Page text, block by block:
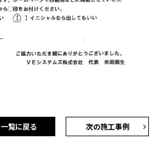
次の施工事例
一覧に戻る